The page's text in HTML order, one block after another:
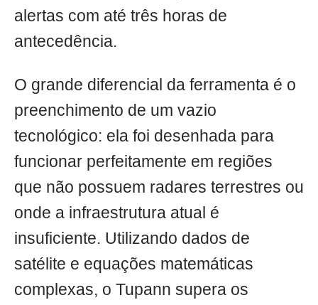
alertas com até três horas de
antecedência.
O grande diferencial da ferramenta é o
preenchimento de um vazio
tecnológico: ela foi desenhada para
funcionar perfeitamente em regiões
que não possuem radares terrestres ou
onde a infraestrutura atual é
insuficiente. Utilizando dados de
satélite e equações matemáticas
complexas, o Tupann supera os